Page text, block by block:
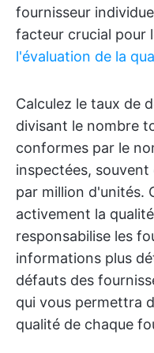
fournisseur
facteur crucial pour
l'évaluation de la
Calculez le taux de
divisant le nombre
conformes par le
inspectées,
par million d'unités.
activement la
responsabilise les
informations plus
défauts des
qui vous permettra
qualité de chaque